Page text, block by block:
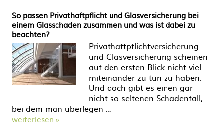
So passen Privathaftpflicht und Glasversicherung bei
einem Glasschaden zusammen und was ist dabei zu
beachten?
Privathaftpflichtversicherung
und Glasversicherung scheinen
auf den ersten Blick nicht viel
miteinander zu tun zu haben.
Und doch gibt es einen gar
nicht so seltenen Schadenfall,
bei dem man überlegen …
weiterlesen »